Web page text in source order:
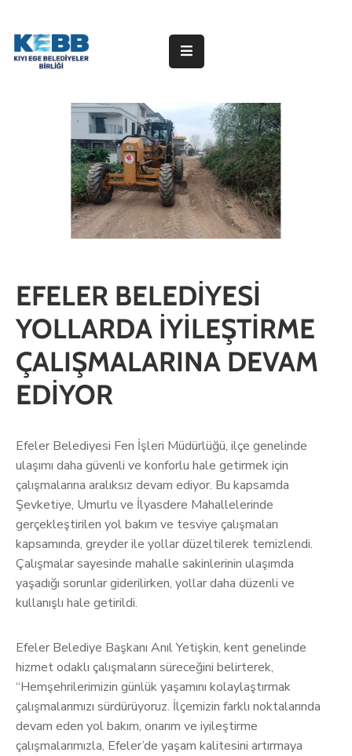
KURUMSAL
BELEDİYELER
HABERLER
PROJELER
EFELER BELEDİYESİ
YOLLARDA İYİLEŞTİRME
ÇALIŞMALARINA DEVAM
EDİYOR
Efeler Belediyesi Fen İşleri Müdürlüğü, ilçe genelinde
ulaşımı daha güvenli ve konforlu hale getirmek için
çalışmalarına aralıksız devam ediyor. Bu kapsamda
Şevketiye, Umurlu ve İlyasdere Mahallelerinde
gerçekleştirilen yol bakım ve tesviye çalışmaları
kapsamında, greyder ile yollar düzeltilerek temizlendi.
Çalışmalar sayesinde mahalle sakinlerinin ulaşımda
yaşadığı sorunlar giderilirken, yollar daha düzenli ve
kullanışlı hale getirildi.
Efeler Belediye Başkanı Anıl Yetişkin, kent genelinde
hizmet odaklı çalışmaların süreceğini belirterek,
“Hemşehrilerimizin günlük yaşamını kolaylaştırmak
çalışmalarımızı sürdürüyoruz. İlçemizin farklı noktalarında
devam eden yol bakım, onarım ve iyileştirme
çalışmalarımızla, Efeler’de yaşam kalitesini artırmaya